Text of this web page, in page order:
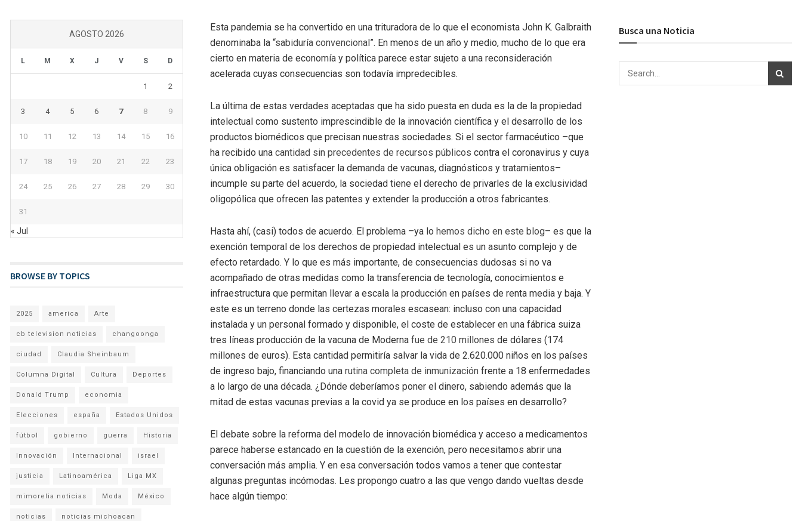
Esta pandemia se ha convertido en una trituradora de lo que el economista John K. Galbraith
denominaba la “sabiduría convencional”. En menos de un año y medio, mucho de lo que era
cierto en materia de economía y política parece estar sujeto a una reconsideración
acelerada cuyas consecuencias son todavía impredecibles.
La última de estas verdades aceptadas que ha sido puesta en duda es la de la propiedad
intelectual como sustento imprescindible de la innovación científica y el desarrollo de los
productos biomédicos que precisan nuestras sociedades. Si el sector farmacéutico –que
ha recibido una cantidad sin precedentes de recursos públicos contra el coronavirus y cuya
única obligación es satisfacer la demanda de vacunas, diagnósticos y tratamientos–
incumple su parte del acuerdo, la sociedad tiene el derecho de privarles de la exclusividad
oligopólica que ofrecen las patentes y extender la producción a otros fabricantes.
Hasta ahí, (casi) todos de acuerdo. El problema –ya lo hemos dicho en este blog– es que la
exención temporal de los derechos de propiedad intelectual es un asunto complejo y de
efecto retardado. Y lo que es más importante, de consecuencias dudosas si no va
acompañado de otras medidas como la transferencia de tecnología, conocimientos e
infraestructura que permitan llevar a escala la producción en países de renta media y baja. Y
este es un terreno donde las certezas morales escasean: incluso con una capacidad
instalada y un personal formado y disponible, el coste de establecer en una fábrica suiza
tres líneas producción de la vacuna de Moderna fue de 210 millones de dólares (174
millones de euros). Esta cantidad permitiría salvar la vida de 2.620.000 niños en los países
de ingreso bajo, financiando una rutina completa de inmunización frente a 18 enfermedades
a lo largo de una década. ¿Dónde deberíamos poner el dinero, sabiendo además que la
mitad de estas vacunas previas a la covid ya se produce en los países en desarrollo?
El debate sobre la reforma del modelo de innovación biomédica y acceso a medicamentos
parece haberse estancado en la cuestión de la exención, pero necesitamos abrir una
conversación más amplia. Y en esa conversación todos vamos a tener que contestar
algunas preguntas incómodas. Les propongo cuatro a las que vengo dando vueltas desde
hace algún tiempo:
AGOSTO 2026
L M X J V S D
1 2
3 4 5 6 7 8 9
10 11 12 13 14 15 16
17 18 19 20 21 22 23
24 25 26 27 28 29 30
31
« Jul
BROWSE BY TOPICS
2025 america Arte
cb television noticias changoonga
ciudad Claudia Sheinbaum
Columna Digital Cultura Deportes
Donald Trump economia
Elecciones españa Estados Unidos
fútbol gobierno guerra Historia
Innovación Internacional israel
justicia Latinoamérica Liga MX
mimorelia noticias Moda México
noticias noticias michoacan
Busca una Noticia